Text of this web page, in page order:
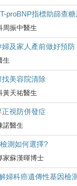
proBNP指標助篩查
周振中醫生
及家人產前做好預防
生
美容院清除
黃天祐醫生
視防併發症
諾醫生
測如何選擇?
家蘇漢暉博士
婦科癌遺傳性基因檢